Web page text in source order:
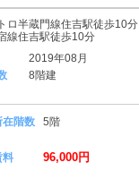
ロ半蔵門線住吉駅徒歩10分
線住吉駅徒歩10分
2019年08月
8階建
在階数 5階
料 96,000円